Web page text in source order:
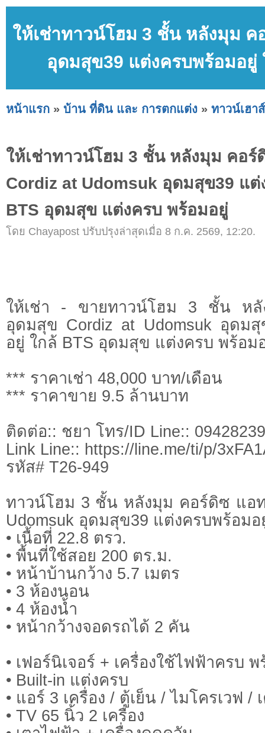
ให้เช่าทาวน์โฮม 3 ชั้น หลังมุม
อุดมสุข39 แต่งครบพร้อมอยู่
หน้าแรก » บ้าน ที่ดิน และ การตกแต่ง » ทาวน์เฮาส์
ให้เช่าทาวน์โฮม 3 ชั้น หลังมุม คอ
Cordiz at Udomsuk อุดมสุข39 แ
BTS อุดมสุข แต่งครบ พร้อมอยู่
โดย Chayapost ปรับปรุงล่าสุดเมื่อ 8 ก.ค. 2569, 12:20.
ให้เช่า - ขายทาวน์โฮม 3 ชั้น ห
อุดมสุข Cordiz at Udomsuk อุดม
อยู่ ใกล้ BTS อุดมสุข แต่งครบ พร้อม
*** ราคาเช่า 48,000 บาท/เดือน
*** ราคาขาย 9.5 ล้านบาท
ติดต่อ:: ชยา โทร/ID Line::
Link Line:: https://line.me/ti/p/
รหัส# T26-949
ทาวน์โฮม 3 ชั้น หลังมุม คอร์ดิซ แอ
Udomsuk อุดมสุข39 แต่งครบพร้อมอ
• เนื้อที่ 22.8 ตรว.
• พื้นที่ใช้สอย 200 ตร.ม.
• หน้าบ้านกว้าง 5.7 เมตร
• 3 ห้องนอน
• 4 ห้องน้ำ
• หน้ากว้างจอดรถได้ 2 คัน
• เฟอร์นิเจอร์ + เครื่องใช้ไฟฟ้าครบ
• Built-in แต่งครบ
• แอร์ 3 เครื่อง / ตู้เย็น / ไมโครเวฟ /
• TV 65 นิ้ว 2 เครื่อง